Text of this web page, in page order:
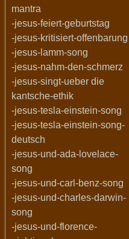
mantra
-jesus-feiert-geburtstag
-jesus-kritisiert-offenbarung
-jesus-lamm-song
-jesus-nahm-den-schmerz
-jesus-singt-ueber die
kantsche-ethik
-jesus-tesla-einstein-song
-jesus-tesla-einstein-song-
deutsch
-jesus-und-ada-lovelace-
song
-jesus-und-carl-benz-song
-jesus-und-charles-darwin-
song
-jesus-und-florence-